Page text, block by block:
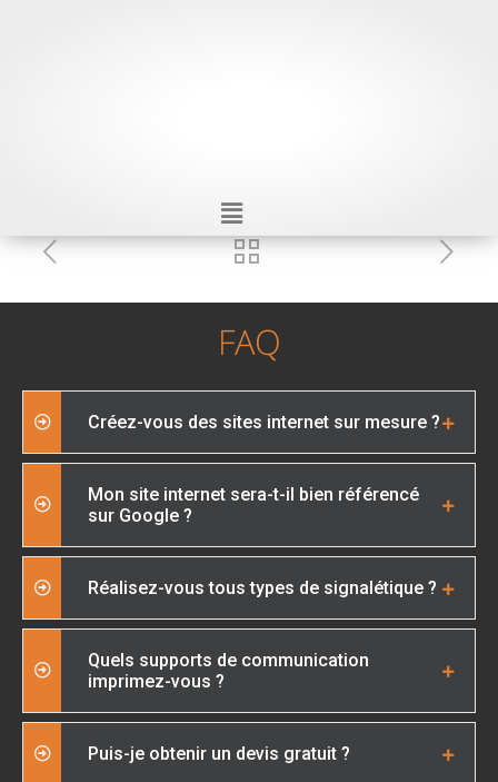
FAQ
Créez-vous des sites internet sur mesure ?
Mon site internet sera-t-il bien référencé
sur Google ?
Réalisez-vous tous types de signalétique ?
Quels supports de communication
imprimez-vous ?
Puis-je obtenir un devis gratuit ?